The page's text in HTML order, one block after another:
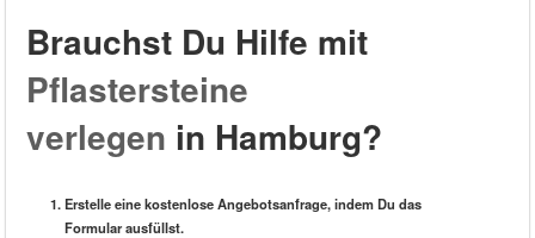
Brauchst Du Hilfe mit
Pflastersteine
verlegen in Hamburg?
Erstelle eine kostenlose Angebotsanfrage, indem Du das
Formular ausfüllst.